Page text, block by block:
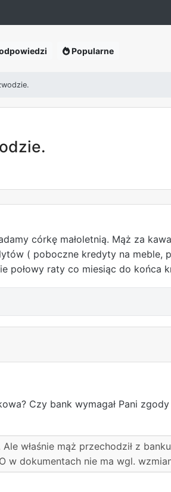
Popularne
córkę małoletnią. Mąż za
( poboczne kredyty na
połowy raty co miesiąc do końca
Czy bank wymagał Pani
właśnie mąż przechodził z
w dokumentach nie ma wgl.